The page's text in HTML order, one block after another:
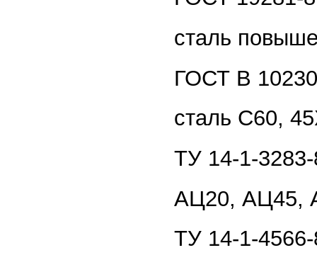
сталь
ГОСТ В
сталь С60,
ТУ 14-1-
АЦ20, АЦ45,
ТУ 14-1-